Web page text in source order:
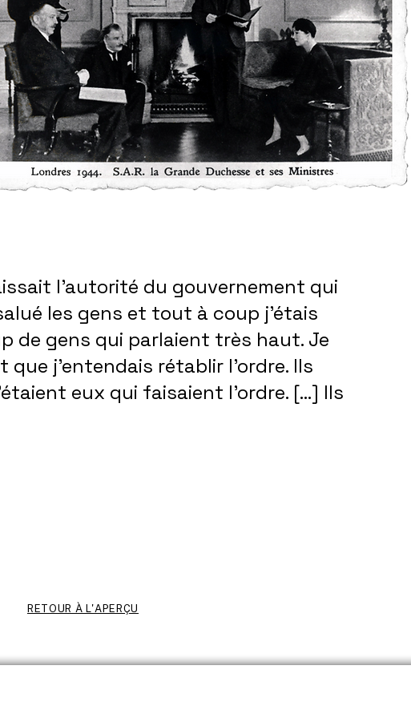
l’autorité du gouvernement qui
les gens et tout à coup j’étais
de gens qui parlaient très haut. Je
que j’entendais rétablir l’ordre. Ils
eux qui faisaient l’ordre. […] Ils
RETOUR À L'APERÇU